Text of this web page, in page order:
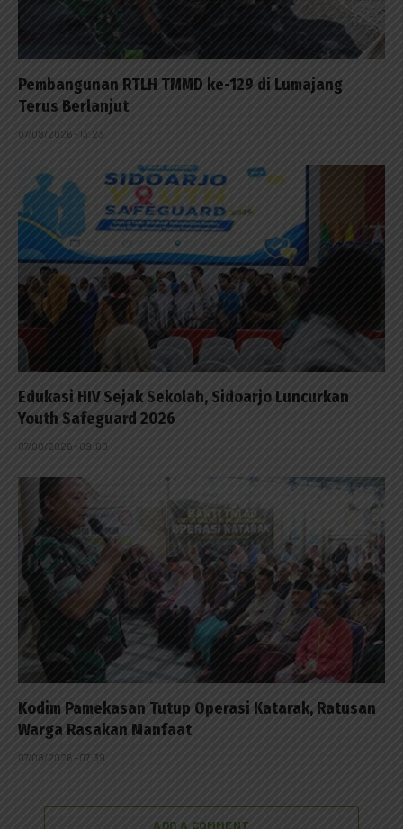
Pembangunan RTLH TMMD ke-129 di Lumajang
Terus Berlanjut
07/08/2026 - 13:23
Edukasi HIV Sejak Sekolah, Sidoarjo Luncurkan
Youth Safeguard 2026
07/08/2026 - 09:00
Kodim Pamekasan Tutup Operasi Katarak, Ratusan
Warga Rasakan Manfaat
07/08/2026 - 07:39
ADD A COMMENT